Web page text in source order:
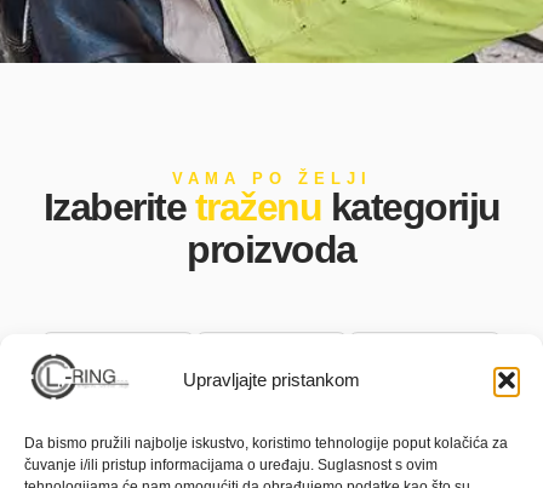
Upravljajte pristankom
Da bismo pružili najbolje iskustvo, koristimo tehnologije poput kolačića za
čuvanje i/ili pristup informacijama o uređaju. Suglasnost s ovim
VAMA PO ŽELJI
Izaberitetraženu kategoriju
proizvoda